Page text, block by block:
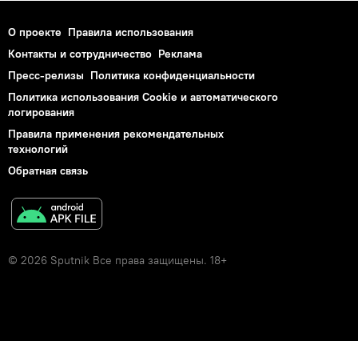
О проекте Правила использования
Контакты и сотрудничество Реклама
Пресс-релизы Политика конфиденциальности
Политика использования Cookie и автоматического
логирования
Правила применения рекомендательных
технологий
Обратная связь
© 2026 Sputnik Все права защищены. 18+